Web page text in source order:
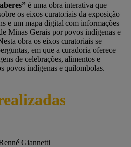
é uma obra interativa que
os eixos curatoriais da exposição
e um mapa digital com informações
Minas Gerais por povos indígenas e
obra os eixos curatoriais se
em que a curadoria oferece
de celebrações, alimentos e
povos indígenas e quilombolas.
Giannetti